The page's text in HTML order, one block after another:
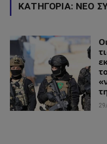
ΚΑΤΗΓΟΡΊΑ: ΝΈΟ